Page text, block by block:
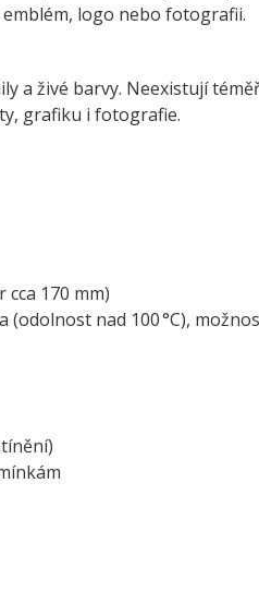
logo nebo fotografii.
a živé barvy. Neexistují
grafiku i fotografie.
170 mm)
nad 100 °C),